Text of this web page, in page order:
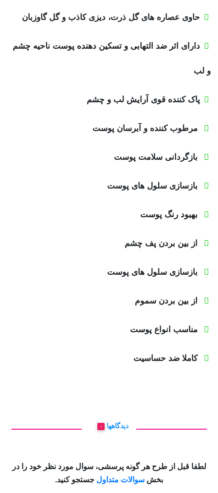
حاوی عصاره های گل ذرت، دیزی کاذب و گل گاوزبان
دارای اثر ضد التهابی و تسکین دهنده پوست ناحیه چشم
و لب
پاک کننده قوی آرایش لب و چشم
مرطوب کننده و آبرسان پوست
بازگردانی سلامت پوست
بازسازی سلول های پوست
بهبود رنگ پوست
از بین بردن پف چشم
بازسازی سلول های پوست
از بین بردن سموم
مناسب انواع پوست
کاملا ضد حساسیت
دیدگاهها ۰
لطفا قبل از طرح هر گونه پرسشی، سوال مورد نظر خود را در
بخش سوالات متداول جستجو کنید.